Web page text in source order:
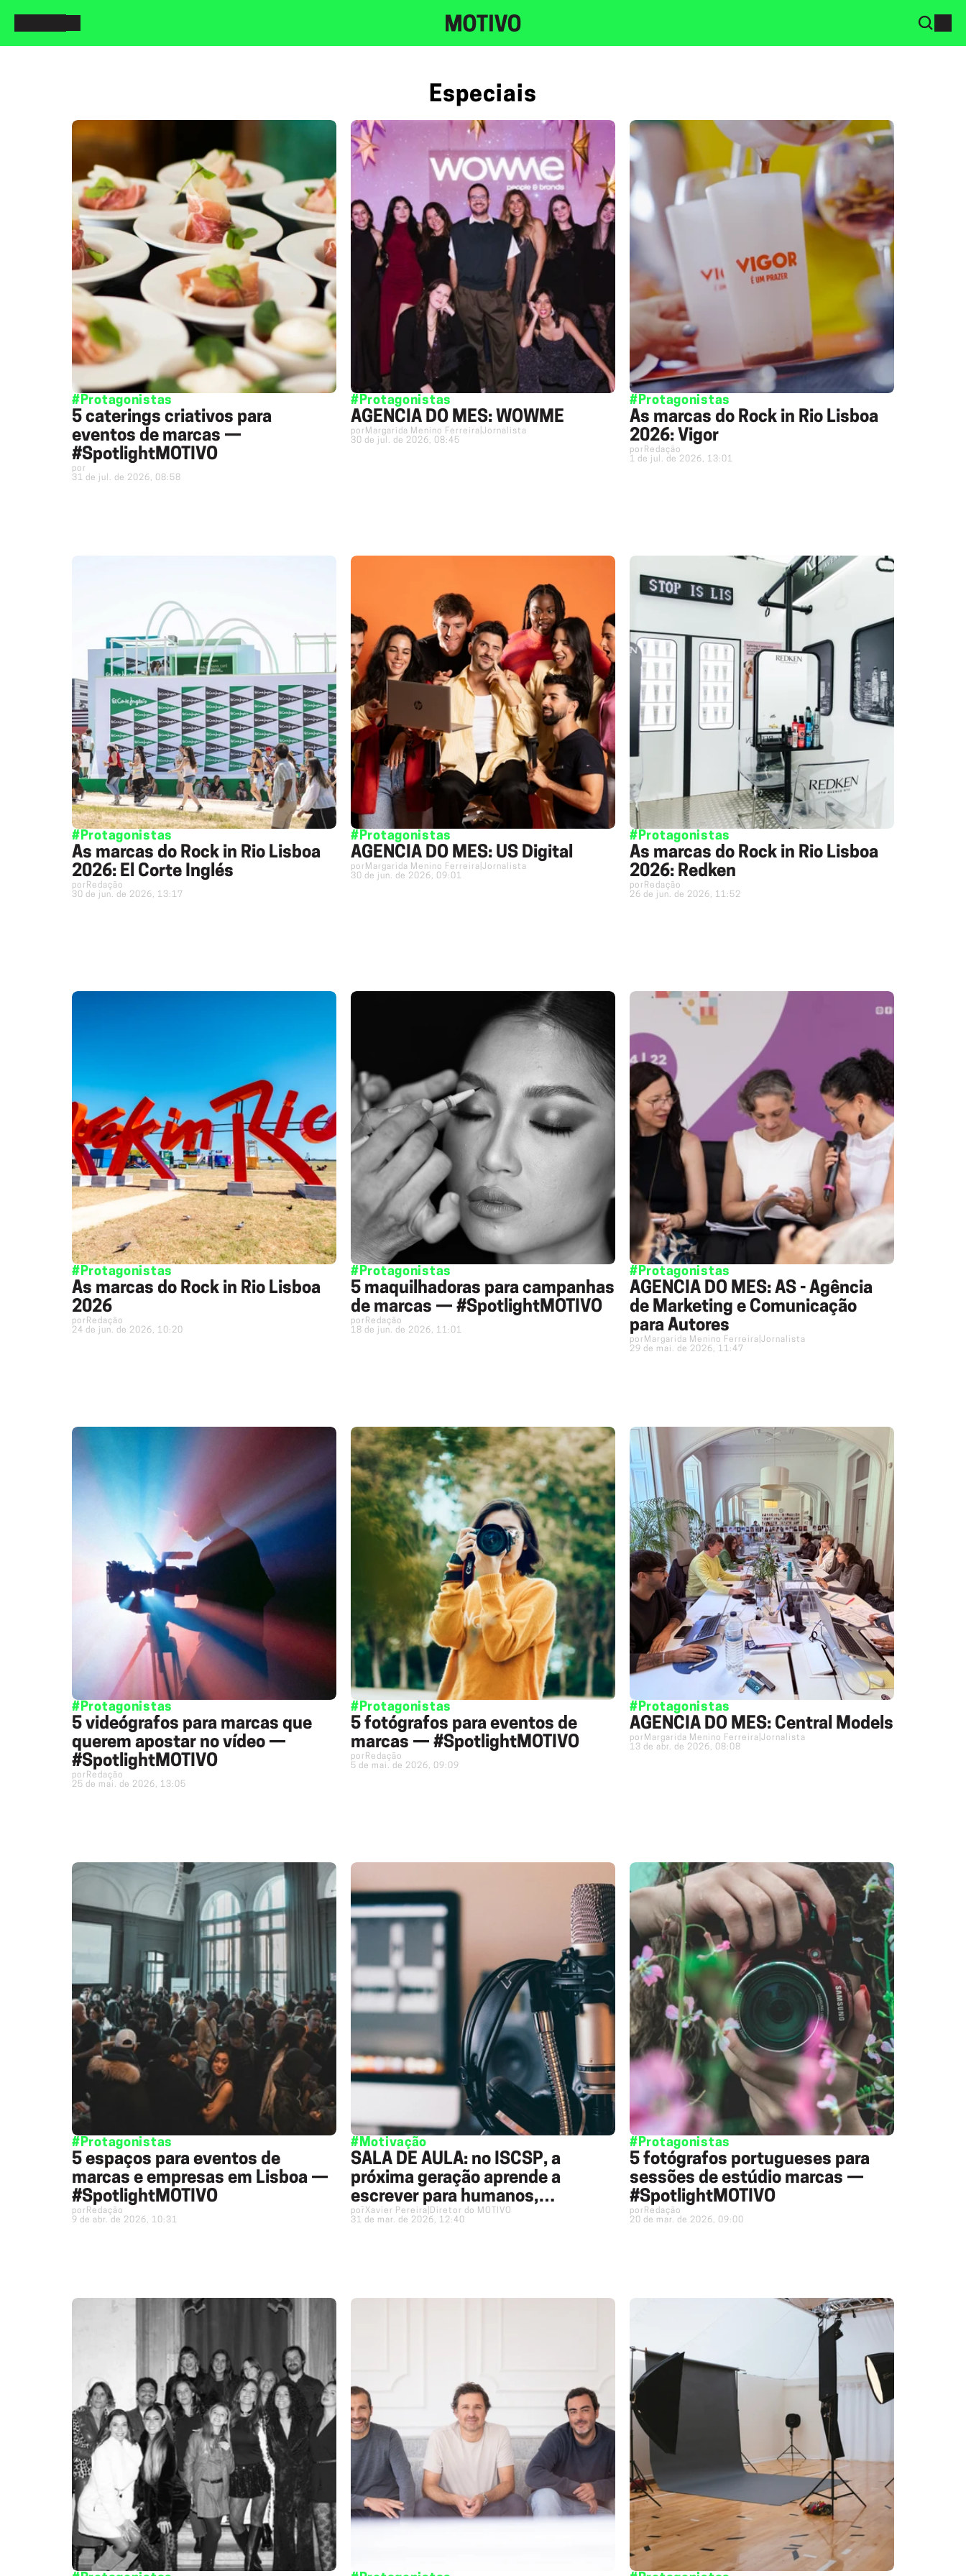
Especiais
#Protagonistas
5 caterings criativos para
eventos de marcas —
#SpotlightMOTIVO
por
31 de jul. de 2026, 08:58
#Protagonistas
AGÊNCIA DO MÊS: WOWME
por Margarida Menino Ferreira Jornalista
30 de jul. de 2026, 08:45
#Protagonistas
As marcas do Rock in Rio Lisboa
2026: Vigor
por Redação
1 de jul. de 2026, 13:01
#Protagonistas
As marcas do Rock in Rio Lisboa
2026: El Corte Inglés
por Redação
30 de jun. de 2026, 13:17
#Protagonistas
AGÊNCIA DO MÊS: US Digital
por Margarida Menino Ferreira Jornalista
30 de jun. de 2026, 09:01
#Protagonistas
As marcas do Rock in Rio Lisboa
2026: Redken
por Redação
26 de jun. de 2026, 11:52
#Protagonistas
As marcas do Rock in Rio Lisboa
2026
por Redação
24 de jun. de 2026, 10:20
#Protagonistas
5 maquilhadoras para campanhas
de marcas — #SpotlightMOTIVO
por Redação
18 de jun. de 2026, 11:01
#Protagonistas
AGÊNCIA DO MÊS: AS - Agência
de Marketing e Comunicação
para Autores
por Margarida Menino Ferreira Jornalista
29 de mai. de 2026, 11:47
#Protagonistas
5 videógrafos para marcas que
querem apostar no vídeo —
#SpotlightMOTIVO
por Redação
25 de mai. de 2026, 13:05
#Protagonistas
5 fotógrafos para eventos de
marcas — #SpotlightMOTIVO
por Redação
5 de mai. de 2026, 09:09
#Protagonistas
AGÊNCIA DO MÊS: Central Models
por Margarida Menino Ferreira Jornalista
13 de abr. de 2026, 08:08
#Protagonistas
5 espaços para eventos de
marcas e empresas em Lisboa —
#SpotlightMOTIVO
por Redação
9 de abr. de 2026, 10:31
#Motivação
SALA DE AULA: no ISCSP, a
próxima geração aprende a
escrever para humanos,
algoritmos e marcas
porXavier Pereira Diretor do MOTIVO
31 de mar. de 2026, 12:40
#Protagonistas
5 fotógrafos portugueses para
sessões de estúdio marcas —
#SpotlightMOTIVO
por Redação
20 de mar. de 2026, 09:00